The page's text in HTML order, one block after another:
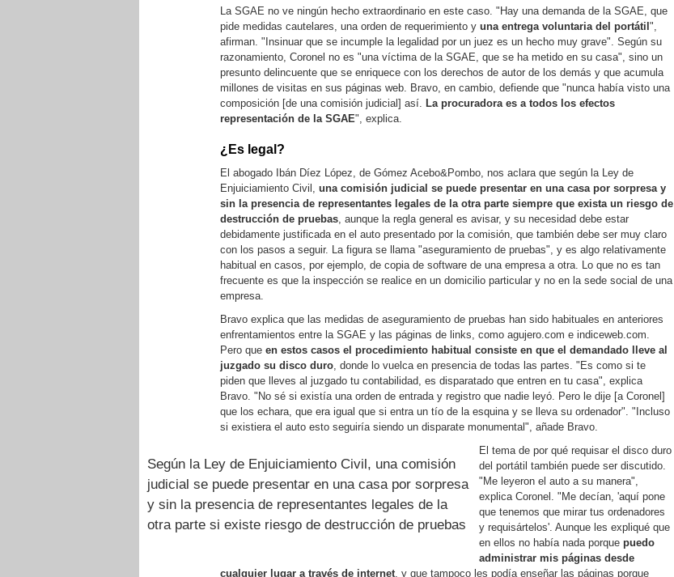
La SGAE no ve ningún hecho extraordinario en este caso. "Hay una demanda de la SGAE, que
pide medidas cautelares, una orden de requerimiento y una entrega voluntaria del portátil ",
afirman. "Insinuar que se incumple la legalidad por un juez es un hecho muy grave". Según su
razonamiento, Coronel no es "una víctima de la SGAE, que se ha metido en su casa", sino un
presunto delincuente que se enriquece con los derechos de autor de los demás y que acumula
millones de visitas en sus páginas web. Bravo, en cambio, defiende que "nunca había visto una
composición [de una comisión judicial] así. La procuradora es a todos los efectos
representación de la SGAE", explica.
¿Es legal?
El abogado Ibán Díez López, de Gómez Acebo&Pombo, nos aclara que según la Ley de
Enjuiciamiento Civil, una comisión judicial se puede presentar en una casa por sorpresa y
sin la presencia de representantes legales de la otra parte siempre que exista un riesgo de
destrucción de pruebas, aunque la regla general es avisar, y su necesidad debe estar
debidamente justificada en el auto presentado por la comisión, que también debe ser muy claro
con los pasos a seguir. La figura se llama "aseguramiento de pruebas", y es algo relativamente
habitual en casos, por ejemplo, de copia de software de una empresa a otra. Lo que no es tan
frecuente es que la inspección se realice en un domicilio particular y no en la sede social de una
empresa.
Bravo explica que las medidas de aseguramiento de pruebas han sido habituales en anteriores
enfrentamientos entre la SGAE y las páginas de links, como agujero.com e indiceweb.com.
Pero que en estos casos el procedimiento habitual consiste en que el demandado lleve al
juzgado su disco duro, donde lo vuelca en presencia de todas las partes. "Es como si te
piden que lleves al juzgado tu contabilidad, es disparatado que entren en tu casa", explica
Bravo. "No sé si existía una orden de entrada y registro que nadie leyó. Pero le dije [a Coronel]
que los echara, que era igual que si entra un tío de la esquina y se lleva su ordenador". "Incluso
si existiera el auto esto seguiría siendo un disparate monumental", añade Bravo.
Según la Ley de Enjuiciamiento Civil, una comisión
judicial se puede presentar en una casa por sorpresa
y sin la presencia de representantes legales de la
otra parte si existe riesgo de destrucción de pruebas
El tema de por qué requisar el disco duro
del portátil también puede ser discutido.
"Me leyeron el auto a su manera",
explica Coronel. "Me decían, 'aquí pone
que tenemos que mirar tus ordenadores
y requisártelos'. Aunque les expliqué que
en ellos no había nada porque puedo
administrar mis páginas desde
cualquier lugar a través de internet, y que tampoco les podía enseñar las páginas porque